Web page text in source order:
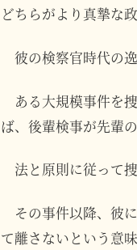
どちらがより真摯な
彼の検察官時代の
ある大規模事件を
ば、後輩検事が先輩
法と原則に従って
その事件以降、彼
て離さないという意